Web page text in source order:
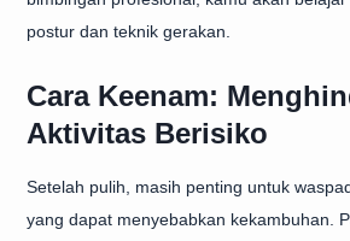
postur dan teknik gerakan.
Cara Keenam:
Aktivitas Berisiko
Setelah pulih, masih penting untuk
yang dapat menyebabkan kekambuhan.